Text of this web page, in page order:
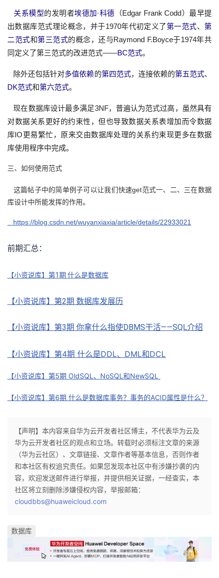
藏
关系模型的发明者埃德加·科德 （Edgar Frank Codd）最早提
出数据库范式理论概念，并于1970年代初定义了 第一范式、 第
二范式和第三范式的概念，还与Raymond F.Boyce于1974年共
同定义了第三范式的改进范式——BC范式。
除外还包括针对多值依赖的第四范式，连接依赖的第五范式、
DK范式和第六范式。
现在数据库设计最多满足3NF，普遍认为范式过高，虽然具有
对数据关系更好的约束性，但也导致数据关系表增加而令数据
库IO更易繁忙，原来交由数据库处理的关系约束现更多在数据
库使用程序中完成。
三、如何使用范式
这篇帖子中的简单例子可以让我们快速get范式一、二、三在数据
库设计中所能发挥的作用。
https://blog.csdn.net/wuyanxiaxia/article/details/22933021
前期汇总：
【小资说库】第1期 什么是数据库
【小资说库】第2期 数据库发展历
【小资说库】第3期 你拿什么指使DBMS干活——SQL介绍
【小资说库】第4期 什么是DDL、DML和DCL
【小资说库】第5期 OldSQL、NoSQL和NewSQL
【小资说库】第6期 什么是数据库事务？事务的ACID属性是什么？
【声明】本内容来自华为云开发者社区博主，不代表华为云及
华为云开发者社区的观点和立场。转载时必须标注文章的来源
（华为云社区）、文章链接、文章作者等基本信息，否则作者
和本社区有权追究责任。如果您发现本社区中有涉嫌抄袭的内
容，欢迎发送邮件进行举报，并提供相关证据，一经查实，本
社区将立刻删除涉嫌侵权内容，举报邮箱：
cloudbbs@huaweicloud.com
数据库